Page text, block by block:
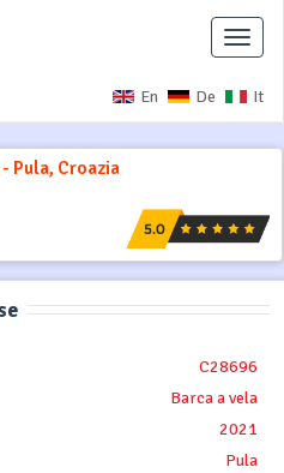
En De It
Pula, Croazia
C28696
Barca a vela
2021
Pula